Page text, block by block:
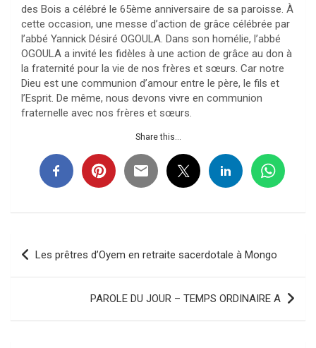
des Bois a célébré le 65ème anniversaire de sa paroisse. À
cette occasion, une messe d’action de grâce célébrée par
l’abbé Yannick Désiré OGOULA. Dans son homélie, l’abbé
OGOULA a invité les fidèles à une action de grâce au don à
la fraternité pour la vie de nos frères et sœurs. Car notre
Dieu est une communion d’amour entre le père, le fils et
l’Esprit. De même, nous devons vivre en communion
fraternelle avec nos frères et sœurs.
Share this...
Navigation
de
Les prêtres d’Oyem en retraite sacerdotale à Mongo
PAROLE DU JOUR – TEMPS ORDINAIRE A